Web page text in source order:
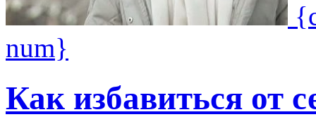
num}
Как избавиться от